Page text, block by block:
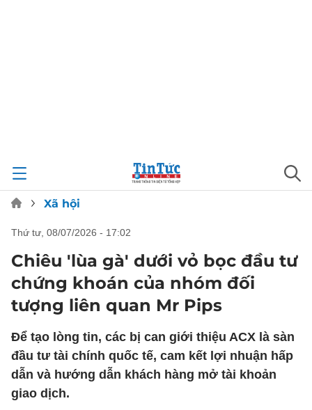
Xã hội
thứ tư, 08/07/2026 - 17:02
Chiêu 'lùa gà' dưới vỏ bọc đầu tư
chứng khoán của nhóm đối
tượng liên quan Mr Pips
Để tạo lòng tin, các bị can giới thiệu ACX là sàn
đầu tư tài chính quốc tế, cam kết lợi nhuận hấp
dẫn và hướng dẫn khách hàng mở tài khoản
giao dịch.